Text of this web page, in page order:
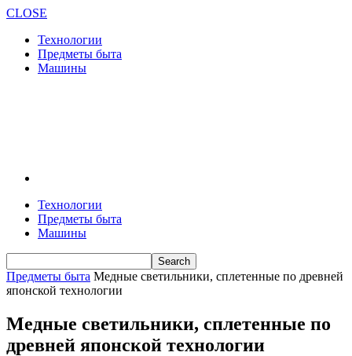
CLOSE
Технологии
Предметы быта
Машины
Технологии
Предметы быта
Машины
Предметы быта Медные светильники, сплетенные по древней
японской технологии
Медные светильники, сплетенные по
древней японской технологии